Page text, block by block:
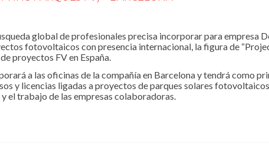
global de profesionales precisa incorporar para empresa
fotovoltaicos con presencia internacional, la figura de
proyectos FV en España.
a las oficinas de la compañía en Barcelona y tendrá como
y licencias ligadas a proyectos de parques solares
el trabajo de las empresas colaboradoras.